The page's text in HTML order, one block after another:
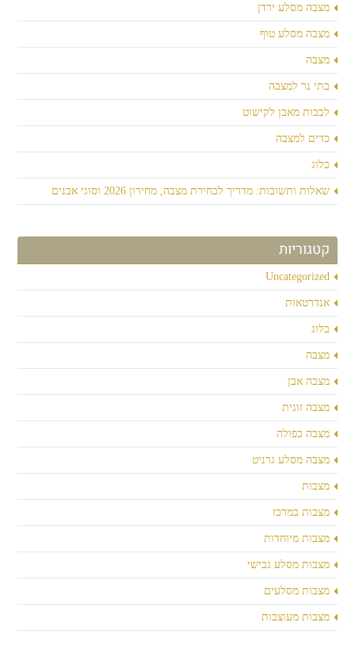
מצבה מסלע ירדן
מצבה מסלע טוף
מצבה
בתי נר למצבה
לבבות מאבן לקישוט
כדים למצבה
בלוג
שאלות ותשובות: מדריך לבחירת מצבה, מחירון 2026 וסוגי אבנים
קטגוריות
Uncategorized
אנדרטאות
בלוג
מצבה
מצבה אבן
מצבה זוגית
מצבה כפולה
מצבה מסלע גרניט
מצבות
מצבות במרכז
מצבות מיוחדות
מצבות מסלע גבישי
מצבות מסלעים
מצבות מעוצבות